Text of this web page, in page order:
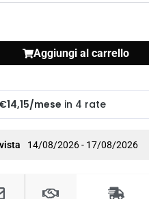
Aggiungi al carrello
14/08/2026 - 17/08/2026